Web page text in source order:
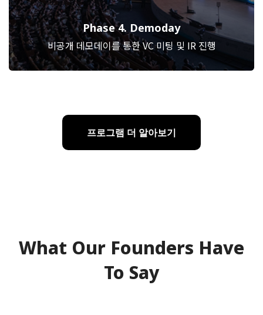
Phase 4. Demoday
비공개 데모데이를 통한 VC 미팅 및 IR 진행
프로그램 더 알아보기
What Our Founders Have
To Say